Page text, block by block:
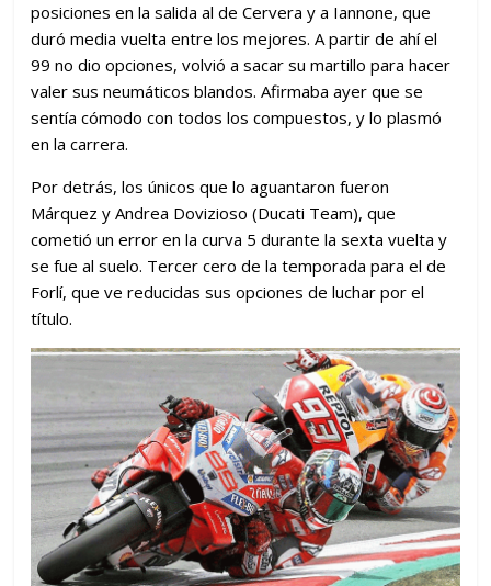
posiciones en la salida al de Cervera y a Iannone, que
duró media vuelta entre los mejores. A partir de ahí el
99 no dio opciones, volvió a sacar su martillo para hacer
valer sus neumáticos blandos. Afirmaba ayer que se
sentía cómodo con todos los compuestos, y lo plasmó
en la carrera.
Por detrás, los únicos que lo aguantaron fueron
Márquez y Andrea Dovizioso (Ducati Team), que
cometió un error en la curva 5 durante la sexta vuelta y
se fue al suelo. Tercer cero de la temporada para el de
Forlí, que ve reducidas sus opciones de luchar por el
título.